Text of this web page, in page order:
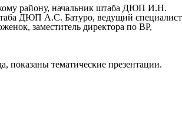
району, начальник штаба ДЮП И.Н.
ДЮП А.С. Батуро, ведущий специалист
заместитель директора по ВР,
тематические презентации.